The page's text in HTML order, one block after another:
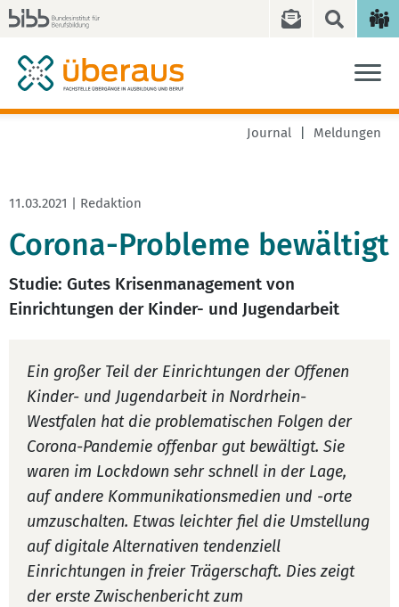
Journal Meldungen
11.03.2021 | Redaktion
Corona-Probleme bewältigt
Studie: Gutes Krisenmanagement von
Einrichtungen der Kinder- und Jugendarbeit
Ein großer Teil der Einrichtungen der Offenen
Kinder- und Jugendarbeit in Nordrhein-
Westfalen hat die problematischen Folgen der
Corona-Pandemie offenbar gut bewältigt. Sie
waren im Lockdown sehr schnell in der Lage,
auf andere Kommunikationsmedien und -orte
umzuschalten. Etwas leichter fiel die Umstellung
auf digitale Alternativen tendenziell
Einrichtungen in freier Trägerschaft. Dies zeigt
der erste Zwischenbericht zum